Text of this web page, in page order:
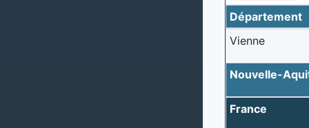
Département
Vienne
Nouvelle-
France